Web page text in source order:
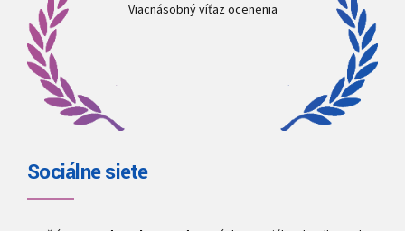
Viacnásobný víťaz ocenenia
Sociálne siete